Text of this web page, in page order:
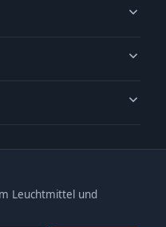
Leuchtmittel und